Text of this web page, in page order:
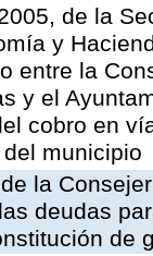
de la
y
entre la
y el
cobro en
municipio
la
deudas
de